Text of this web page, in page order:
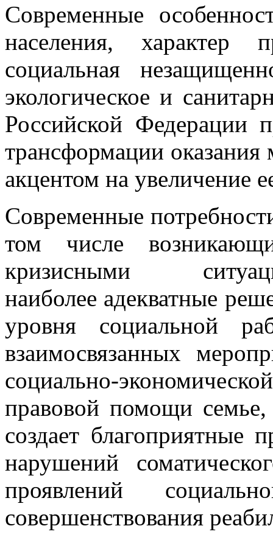
Современные
населения, характер
социальная
экологическое и
Российской Федерации
трансформации
акцентом на увеличение
Современные
том числе
кризисными
наиболее адекватные
уровня социальной
взаимосвязанных
социально-
правовой помощи семье,
создает благоприятные
нарушений
проявлений
совершенствования